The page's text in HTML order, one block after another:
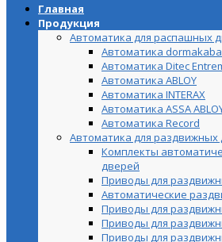
Главная
Продукция
Автоматика для распашных
Автоматика dormakaba
Автоматика Ditec
Автоматика ABLOY
Автоматика INTERAX
Автоматика ASSA
Автоматика Record
Автоматика для раздвижных
Комплекты
дверей
Приводы для
Автоматические
Приводы для
Приводы для
Приводы для